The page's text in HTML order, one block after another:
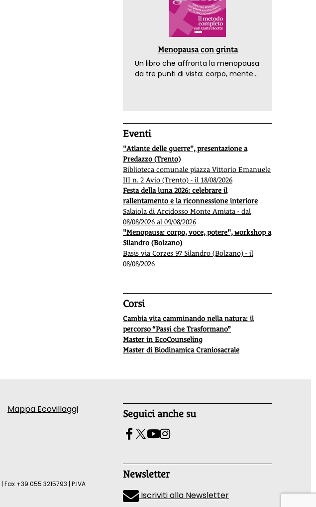
Menopausa con grinta
Un libro che affronta la menopausa
da tre punti di vista: corpo, mente
Eventi
"Atlante delle guerre", presentazione a
Predazzo (Trento)
Biblioteca comunale piazza Vittorio Emanuele
III n. 2 Avio (Trento) - il 18/08/2026
Festa della luna 2026: celebrare il
rallentamento e la riconnessione interiore
Salaiola di Arcidosso Monte Amiata - dal
08/08/2026 al 09/08/2026
"Menopausa: corpo, voce, potere", workshop a
Silandro (Bolzano)
Basis via Corzes 97 Silandro (Bolzano) - il
08/08/2026
Corsi
Cambia vita camminando nella natura: il
percorso “Passi che Trasformano”
Master in EcoCounseling
Master di Biodinamica Craniosacrale
Mappa Ecovillaggi Seguici anche su
Newsletter
Iscriviti alla Newsletter
| Fax +39 055 3215793 | P.IVA